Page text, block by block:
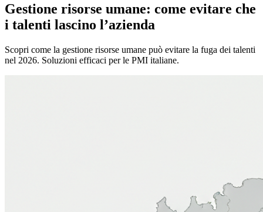
Gestione risorse umane: come evitare che
i talenti lascino l’azienda
Scopri come la gestione risorse umane può evitare la fuga dei talenti
nel 2026. Soluzioni efficaci per le PMI italiane.